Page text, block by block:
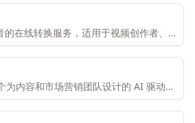
的在线转换服务，适用于视频创作者、开
为内容和市场营销团队设计的 AI 驱动视
在使视频编辑和添加动态图形的速度提高
单易用。